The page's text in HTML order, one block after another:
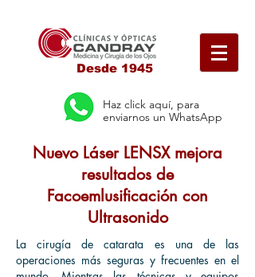
Desde 1945
Haz click aquí, para
enviarnos un WhatsApp
Nuevo Láser LENSX mejora
resultados de
Facoemlusificación con
Ultrasonido
La cirugía de catarata es una de las
operaciones más seguras y frecuentes en el